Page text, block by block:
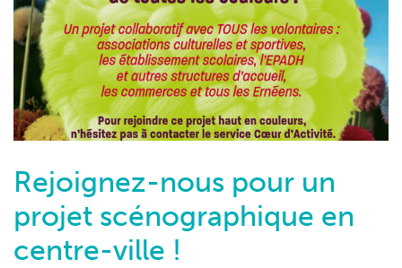
Rejoignez-nous pour un
projet scénographique en
centre-ville !